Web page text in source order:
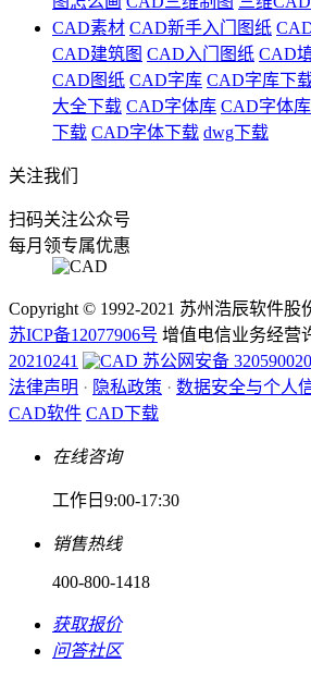
CAD素材 CAD新手入门图纸
CAD建筑图 CAD入门图纸 CAD
CAD图纸 CAD字库 CAD字库下
大全下载 CAD字体库 CAD字体
下载 CAD字体下载 dwg下载
关注我们
扫码关注公众号
每月领专属优惠
Copyright © 1992-2021 苏州浩辰软件股
苏ICP备12077906号 增值电信业务经营
20210241
苏公网安备
法律声明 · 隐私政策 · 数据安全与个人
CAD软件 CAD下载
在线咨询
工作日9:00-17:30
销售热线
400-800-1418
获取报价
问答社区